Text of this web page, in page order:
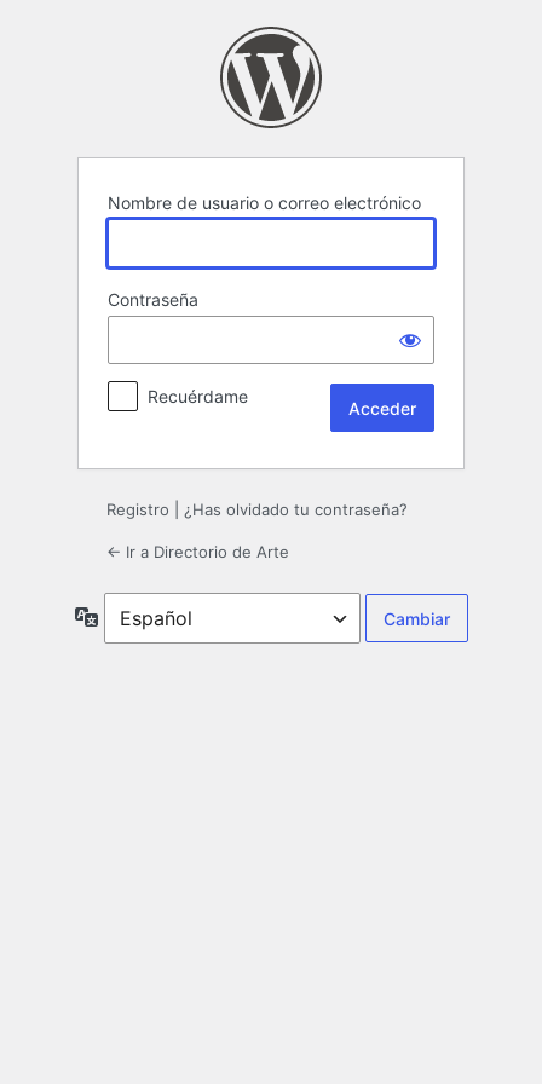
Nombre de usuario o correo electrónico
Contraseña
Recuérdame
Registro ¿Has olvidado tu contraseña?
← Ir a Directorio de Arte
Idioma